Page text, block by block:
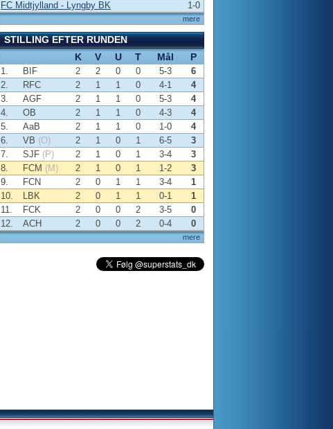
mere
FC Midtjylland - Lyngby BK
1-0
STILLING EFTER RUNDEN
K
V U T Mål P
mere
1. BIF 2 2 0 0 5-3
6
2.
RFC 2 1 1 0 4-1
4
3.
AGF 2 1 1 0 5-3
4
4.
OB 2 1 1 0 4-3
4
5.
AaB 2 1 1 0 1-0
4
6.
VB (O) 2 1 0 1 6-5
3
7.
SJF (P) 2 1 0 1 3-4
3
8.
FCM (M) 2 1 0 1 1-2
3
9.
FCN 2 0 1 1 3-4
1
10.
LBK 2 0 1 1 0-1
1
11.
FCK 2 0 0 2 3-5
0
12.
ACH 2 0 0 2 0-4 0